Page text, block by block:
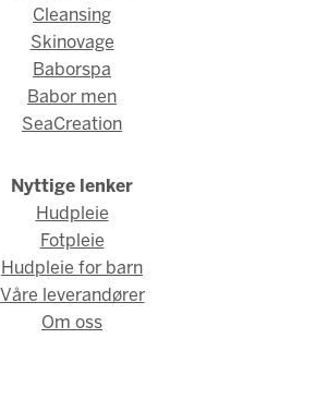
Cleansing
Skinovage
Baborspa
Babor men
SeaCreation
Nyttige lenker
Hudpleie
Fotpleie
Hudpleie for barn
Våre leverandører
Om oss